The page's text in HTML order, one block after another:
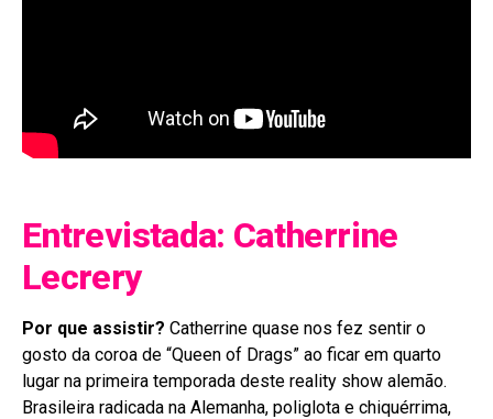
Entrevistada: Catherrine
Lecrery
Por que assistir? Catherrine quase nos fez sentir o
gosto da coroa de “Queen of Drags” ao ficar em quarto
lugar na primeira temporada deste reality show alemão.
Brasileira radicada na Alemanha, poliglota e chiquérrima,